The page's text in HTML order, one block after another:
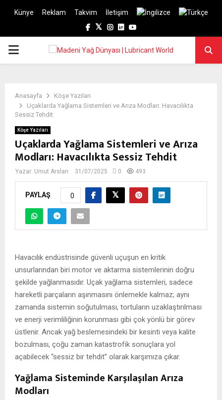
Künye Reklam Takvim
İletişim
Facebook
TwitterInstagram
LinkedinYoutube
PRIMARY
Anasayfa
Köşe Yazıları
Uçaklarda Yağlama Sistemleri ve Arıza Modları: Havacılıkta
Sessiz Tehdit
Köşe Yazıları
Uçaklarda Yağlama Sistemleri ve Arıza
Modları: Havacılıkta Sessiz Tehdit
Yazar: Umut Arslan 31/07/2025 0 493
PAYLAŞ 0
Havacılık endüstrisinde güvenli uçuşun en kritik
unsurlarından biri motor ve aktarma sistemlerinin doğru
şekilde yağlanmasıdır. Uçak yağlama sistemleri, sadece
hareketli parçaların aşınmasını önlemekle kalmaz; aynı
zamanda sistemin soğutulması, tortuların uzaklaştırılması
ve enerji verimliliğinin korunması gibi çok yönlü bir görev
üstlenir. Ancak yağ beslemesindeki bir kesinti veya kalite
bozulması, çoğu zaman katastrofik sonuçlara yol
açabilecek “sessiz bir tehdit” olarak karşımıza çıkar.
Yağlama Sisteminde Karşılaşılan Arıza
Modları